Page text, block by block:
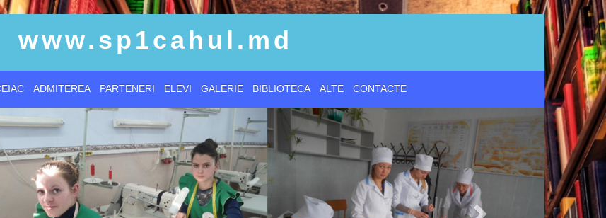
www.sp1cahul.md
ADMITEREA PARTENERI ELEVI GALERIE BIBLIOTECA ALTE CONTACTE